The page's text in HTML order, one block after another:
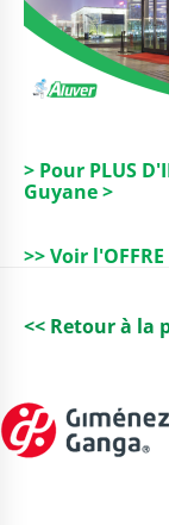
> Pour PLUS
Guyane >
>> Voir
<< Retour à la